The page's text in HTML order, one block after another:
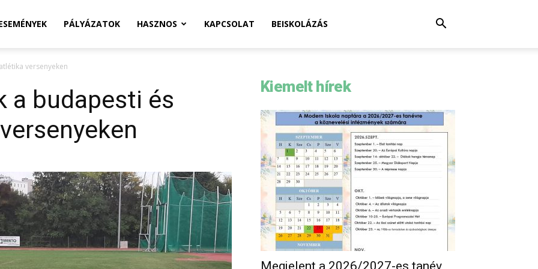
PÁLYÁZATOK HASZNOS KAPCSOLAT BEISKOLÁZÁS
versenyeken
a budapesti és
Kiemelt hírek
Megjelent a 2026/2027-es tanév